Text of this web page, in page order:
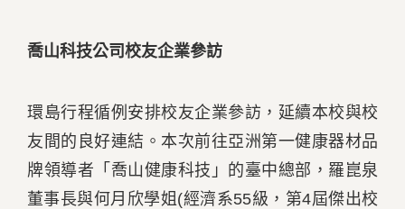
喬山科技公司校友企業參訪
環島行程循例安排校友企業參訪，延續本校與校
友間的良好連結。本次前往亞洲第一健康器材品
牌領導者「喬山健康科技」的臺中總部，羅崑泉
董事長與何月欣學姐(經濟系55級，第4屆傑出校